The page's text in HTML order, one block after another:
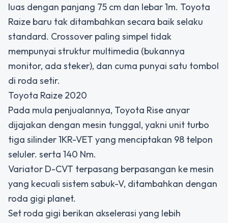
luas dengan panjang 75 cm dan lebar 1m. Toyota
Raize baru tak ditambahkan secara baik selaku
standard. Crossover paling simpel tidak
mempunyai struktur multimedia (bukannya
monitor, ada steker), dan cuma punyai satu tombol
di roda setir.
Toyota Raize 2020
Pada mula penjualannya, Toyota Rise anyar
dijajakan dengan mesin tunggal, yakni unit turbo
tiga silinder 1KR-VET yang menciptakan 98 telpon
seluler. serta 140 Nm.
Variator D-CVT terpasang berpasangan ke mesin
yang kecuali sistem sabuk-V, ditambahkan dengan
roda gigi planet.
Set roda gigi berikan akselerasi yang lebih